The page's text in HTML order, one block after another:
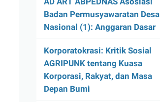
Badan Permusyawaratan Desa
Nasional (1): Anggaran Dasar
Korporatokrasi: Kritik Sosial
AGRIPUNK tentang Kuasa
Korporasi, Rakyat, dan Masa
Depan Bumi